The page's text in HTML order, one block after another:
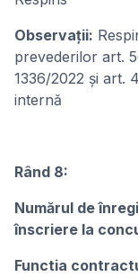
Observații:
prevederilor art.
1336/2022 și art.
internă
Rând 8:
Numărul de
înscriere la
Functia